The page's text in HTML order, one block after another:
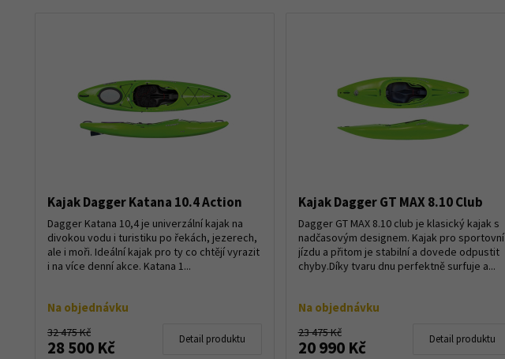
Kajak Dagger Katana 10.4 Action
Dagger Katana 10,4 je univerzální kajak na
divokou vodu i turistiku po řekách, jezerech,
ale i moři. Ideální kajak pro ty co chtějí vyrazit
i na více denní akce. Katana 1...
Na objednávku
32 475 Kč
28 500 Kč Detail produktu
Kajak Dagger GT MAX 8.10 Club
Dagger GT MAX 8.10 club je klasický kajak s
nadčasovým designem. Kajak pro sportovní
jízdu a přitom je stabilní a dovede odpustit
chyby.Díky tvaru dnu perfektně surfuje a...
Na objednávku
23 475 Kč
20 990 Kč Detail produktu